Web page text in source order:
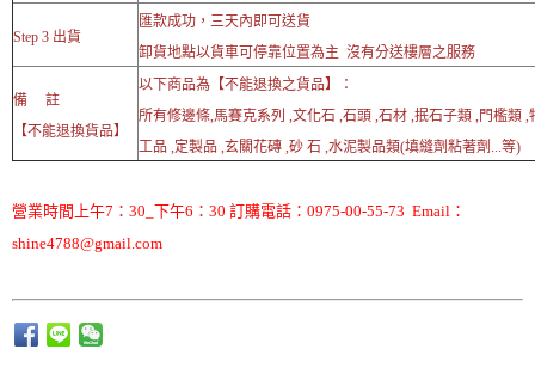
Step 3 出貨
匯款成功，三天內即可送貨
卸貨地點以貨車可停靠位置為主 沒有分送樓層之服務
備 註
【不能退換貨品】
以下商品為【不能退換之貨品】：
所有修邊條,馬賽克系列 ,文化石 ,石頭 ,石材 ,抿石子類 ,門檻類 ,
工品 ,定製品 ,玄關花磚 ,砂 石 ,水泥製品類(填縫劑粘著劑...等)
營業時間上午7：30_下午6：30 訂購電話：0975-00-55-73 Email：
shine4788@gmail.com